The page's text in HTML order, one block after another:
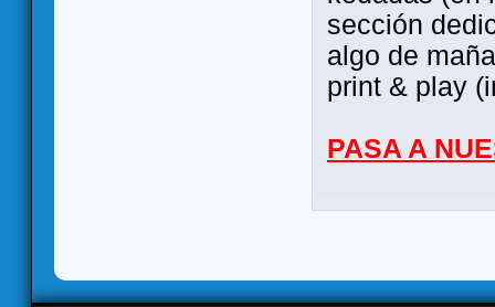
sección
algo de
print & play
PASA A